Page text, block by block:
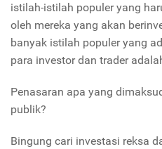
istilah-istilah populer yang
oleh mereka yang akan
banyak istilah populer yang
para investor dan trader
Penasaran apa yang
publik?
Bingung cari investasi reksa